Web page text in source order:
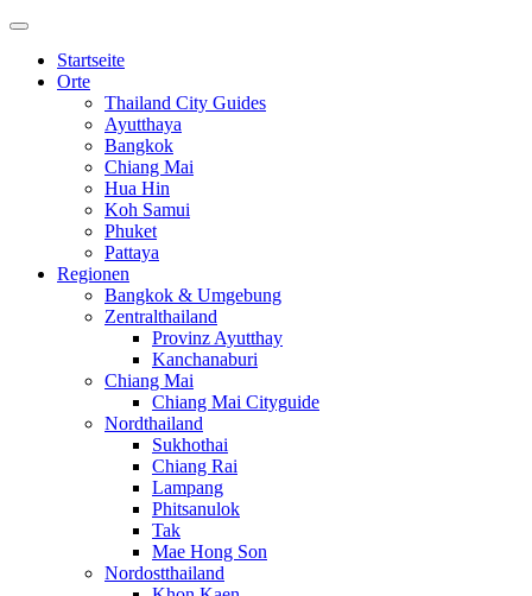
Startseite
Orte
Thailand City Guides
Ayutthaya
Bangkok
Chiang Mai
Hua Hin
Koh Samui
Phuket
Pattaya
Regionen
Bangkok & Umgebung
Zentralthailand
Provinz Ayutthay
Kanchanaburi
Chiang Mai
Chiang Mai Cityguide
Nordthailand
Sukhothai
Chiang Rai
Lampang
Phitsanulok
Tak
Mae Hong Son
Nordostthailand